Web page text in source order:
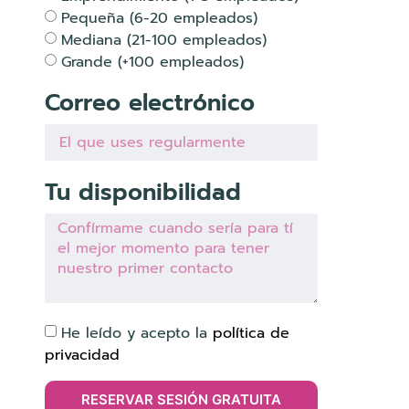
Pequeña (6-20 empleados)
Mediana (21-100 empleados)
Grande (+100 empleados)
Correo electrónico
Tu disponibilidad
He leído y acepto la política de
privacidad
RESERVAR SESIÓN GRATUITA